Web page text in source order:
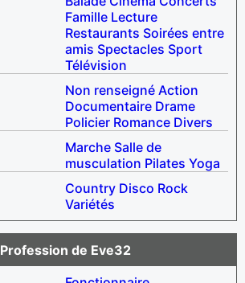
Famille Lecture
Restaurants Soirées entre
amis Spectacles Sport
Télévision
Non renseigné Action
Documentaire Drame
Policier Romance Divers
Marche Salle de
musculation Pilates Yoga
Country Disco Rock
Variétés
Profession de Eve32